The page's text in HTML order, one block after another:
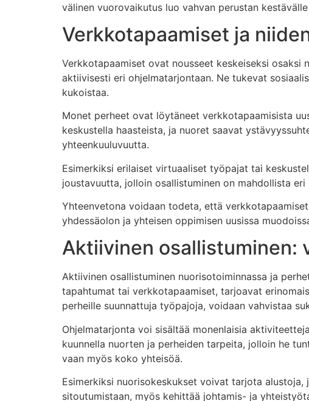
välinen vuorovaikutus luo vahvan perustan
Verkkotapaamiset ja
Verkkotapaamiset ovat nousseet keskeiseksi
aktiivisesti eri ohjelmatarjontaan. Ne tukevat
kukoistaa.
Monet perheet ovat löytäneet verkkotapaamisista
keskustella haasteista, ja nuoret saavat
yhteenkuuluvuutta.
Esimerkiksi erilaiset virtuaaliset työpajat tai
joustavuutta, jolloin osallistuminen on mahdollista
Yhteenvetona voidaan todeta, että
yhdessäolon ja yhteisen oppimisen uusissa
Aktiivinen osallistuminen:
Aktiivinen osallistuminen nuorisotoiminnassa ja
tapahtumat tai verkkotapaamiset, tarjoavat
perheille suunnattuja työpajoja, voidaan vahvistaa
Ohjelmatarjonta voi sisältää monenlaisia
kuunnella nuorten ja perheiden tarpeita, jolloin he
vaan myös koko yhteisöä.
Esimerkiksi nuorisokeskukset voivat tarjota
sitoutumistaan, myös kehittää johtamis- ja